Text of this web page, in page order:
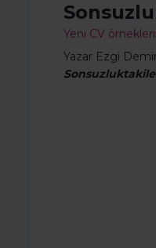
Yeni CV
Yazar Ezgi